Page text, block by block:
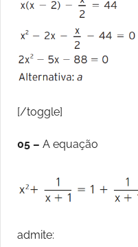
[/toggle]
05 – A equação
admite: